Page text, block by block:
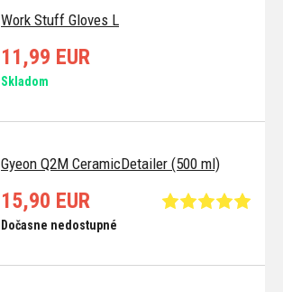
Work Stuff Gloves L
11,99 EUR
Skladom
Gyeon Q2M CeramicDetailer (500 ml)
15,90 EUR
Dočasne nedostupné